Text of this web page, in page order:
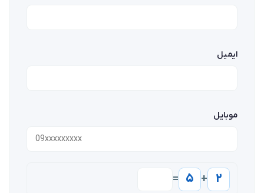
ایمیل
موبایل
۲ + ۵ =